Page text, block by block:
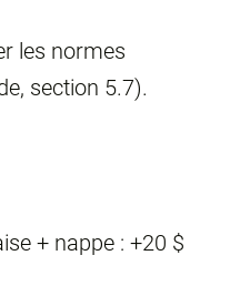
les normes
section 5.7).
+ nappe : +20 $